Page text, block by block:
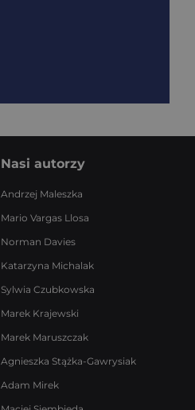
Nasi autorzy
Andrzej Maleszka
Mario Vargas Llosa
Norman Davies
Katarzyna Michalak
Sylwia Czubkowska
Marek Krajewski
Marek Maruszczak
Agnieszka Stążka-Gawrysiak
Adam Mirek